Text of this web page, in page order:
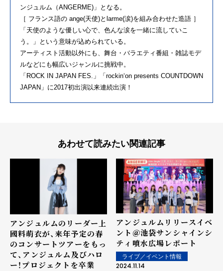
ンジュルム（ANGERME)」となる。
［ フランス語の ange(天使)とlarme(涙)を組み合わせた造語 ］
「天使のような優しい心で、色んな涙を一緒に流していこ
う。」という意味が込められている。
アーティスト活動以外にも、舞台・バラエティ番組・雑誌モデ
ルなどにも幅広いジャンルに挑戦中。
「ROCK IN JAPAN FES.」「rockin‘on presents COUNTDOWN
JAPAN」に2017初出演以来連続出演！
あわせて読みたい関連記事
アンジュルムのリーダー上
國料萌衣が、来年予定の春
のコンサートツアーをもっ
て、アンジュルム及びハロ
ー！プロジェクトを卒業
アンジュルムリリースイベ
ント＠池袋サンシャインシ
ティ噴水広場レポート
ライブ／イベント情報
2024.11.14